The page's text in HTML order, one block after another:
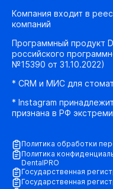
Компания входит в
компаний
Программный продукт
российского
№15390 от 31.10.2022)
* CRM и МИС для
* Instagram
признана в РФ
Политика обработки
Политика
DentalPRO
Государственная
Государственная